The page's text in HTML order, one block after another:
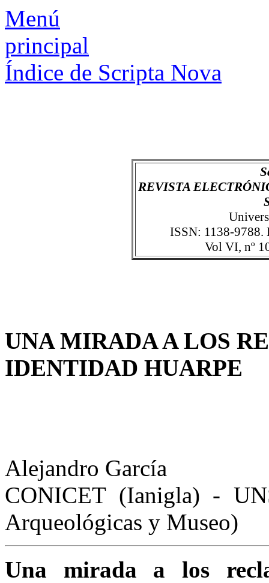
Menú
principal
Índice de Scripta Nova
REVISTA
ISSN: 1138-9788.
Vol VI, nº
UNA MIRADA A LOS
IDENTIDAD HUARPE
Alejandro García
CONICET (Ianigla) -
Arqueológicas y Museo)
Una mirada a los